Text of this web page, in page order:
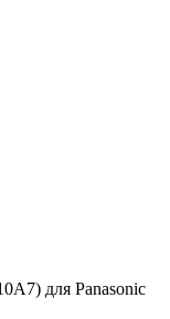
для Panasonic